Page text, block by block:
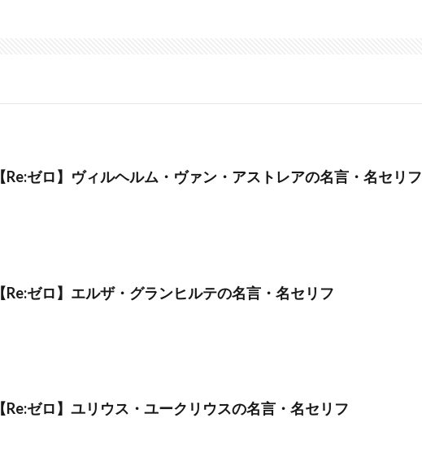
【Re:ゼロ】ヴィルヘルム・ヴァン・アストレアの名言・名セリフ
【Re:ゼロ】エルザ・グランヒルテの名言・名セリフ
【Re:ゼロ】ユリウス・ユークリウスの名言・名セリフ